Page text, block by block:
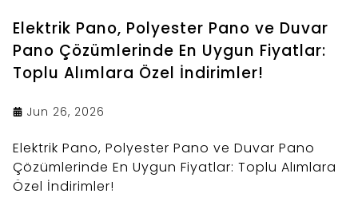
Elektrik Pano, Polyester Pano ve Duvar
Pano Çözümlerinde En Uygun Fiyatlar:
Toplu Alımlara Özel İndirimler!
Jun 26, 2026
Elektrik Pano, Polyester Pano ve Duvar Pano
Çözümlerinde En Uygun Fiyatlar: Toplu Alımlara
Özel İndirimler!